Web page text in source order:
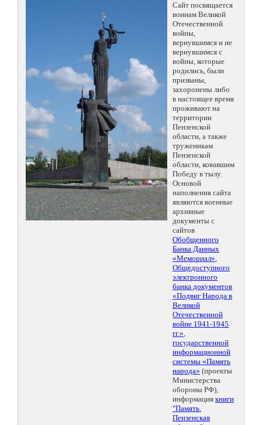
Сайт посвящается
воинам Великой
Отечественной
войны,
вернувшимся и не
вернувшимся с
войны, которые
родились, были
призваны,
захоронены либо
в настоящее время
проживают на
территории
Пензенской
области, а также
труженикам
Пензенской
области, ковавшим
Победу в тылу.
Основой
наполнения сайта
являются военные
архивные
документы с
сайтов
Обобщенного
Банка Данных
«Мемориал»,
Общедоступного
электронного
банка документов
«Подвиг Народа в
Великой
Отечественной
войне 1941-1945
гг.»,
государственной
информационной
системы «Память
народа» (проекты
Министерства
обороны РФ),
информация книги
"Память.
Пензенская